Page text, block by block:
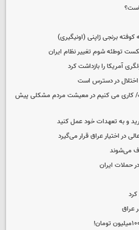
است؟
برنجی ژاپنی (اونیگیری)
توطئه شوم تغییر نظام ایران
آمریکا را بازداشت کرد
در دسترس است
کاری می کنیم در معیشت مردم مشکلی پیش
و به تعهدات خود عمل کنید
در اختیار عراق قرار می‌گیرد
می‌شوند
عراق